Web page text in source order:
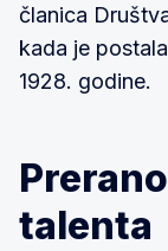
članica
kada je
1928. godine.
talenta